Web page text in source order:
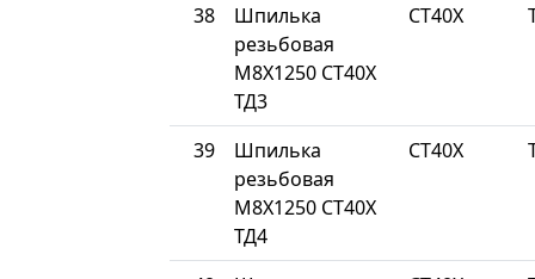
38
Шпилька
резьбовая
М8Х1250 СТ40Х
ТД3
СТ40Х
39
Шпилька
резьбовая
М8Х1250 СТ40Х
ТД4
СТ40Х